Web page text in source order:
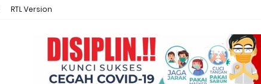
RTL Version